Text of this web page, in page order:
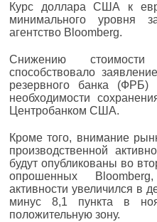
Курс доллара США к
минимального уровня
агентство Bloomberg.
Снижению
способствовало
резервного банка
необходимости
Центробанком США.
Кроме того, внимание
производственной
будут опубликованы во
опрошенных
активности увеличился в
минус 8,1 пункта в
положительную зону.